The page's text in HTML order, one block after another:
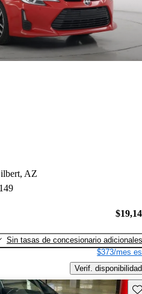
AZ
Sin tasas de concesionario adicionales
$373/mes
Verif. disponibilidad